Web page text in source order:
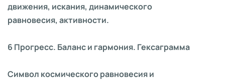
движения, искания, динамического
равновесия, активности.
6 Прогресс. Баланс и гармония. Гексаграмма
Символ космического равновесия и